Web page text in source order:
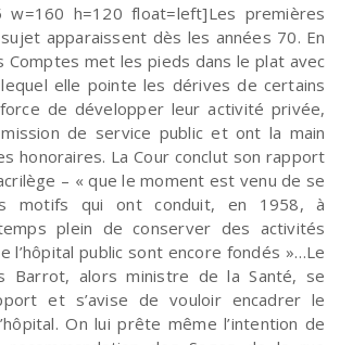
w=160 h=120 float=left]Les premières
apparaissent dès les années 70. En
Comptes met les pieds dans le plat avec
elle pointe les dérives de certains
de développer leur activité privée,
de service public et ont la main
honoraires. La Cour conclut son rapport
– « que le moment est venu de se
motifs qui ont conduit, en 1958, à
plein de conserver des activités
l’hôpital public sont encore fondés »…Le
Barrot, alors ministre de la Santé, se
et s’avise de vouloir encadrer le
On lui prête même l’intention de